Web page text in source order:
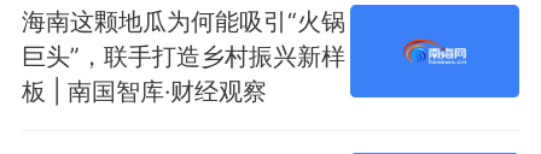
海南这颗地瓜为何能吸引“火锅
巨头”，联手打造乡村振兴新样
板 | 南国智库·财经观察